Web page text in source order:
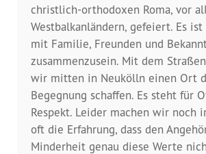
Internationale Jugendarbeit
Abgeschlossene Projekte
Materialien
Wissenswertes
christlich-orthodoxen Roma, vor
Westbalkanländern, gefeiert. Es ist
mit Familie, Freunden und
zusammenzusein. Mit dem
wir mitten in Neukölln einen Ort
Begegnung schaffen. Es steht für
Respekt. Leider machen wir noch
oft die Erfahrung, dass den
Minderheit genau diese Werte